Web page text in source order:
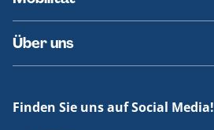
Fundsachen
Häufige Fragen
Barrierefreies Reisen
Erklärung Barrierefreiheit
Über uns
Offenlegungen
Finden Sie uns auf Social Media!